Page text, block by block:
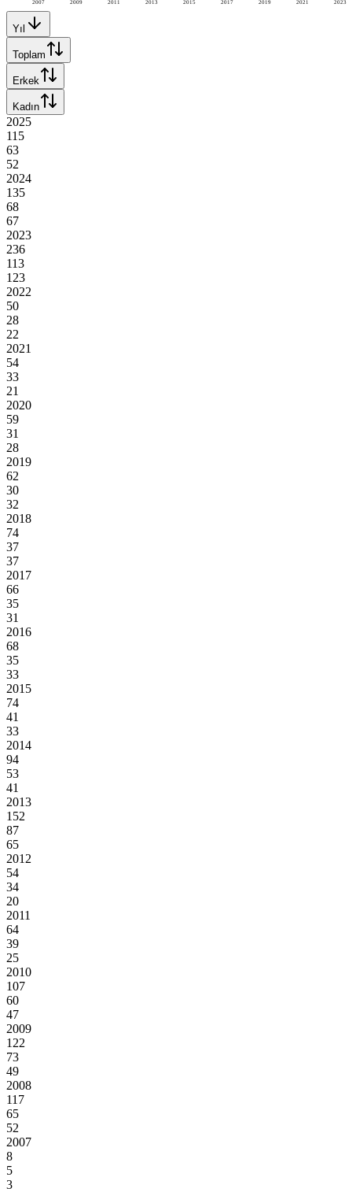
2007 2009 2011 2013 2015 2017 2019 2021 2023
Yıl
Toplam
Erkek
Kadın
2025
115
63
52
2024
135
68
67
2023
236
113
123
2022
50
28
22
2021
54
33
21
2020
59
31
28
2019
62
30
32
2018
74
37
37
2017
66
35
31
2016
68
35
33
2015
74
41
33
2014
94
53
41
2013
152
87
65
2012
54
34
20
2011
64
39
25
2010
107
60
47
2009
122
73
49
2008
117
65
52
2007
8
5
3